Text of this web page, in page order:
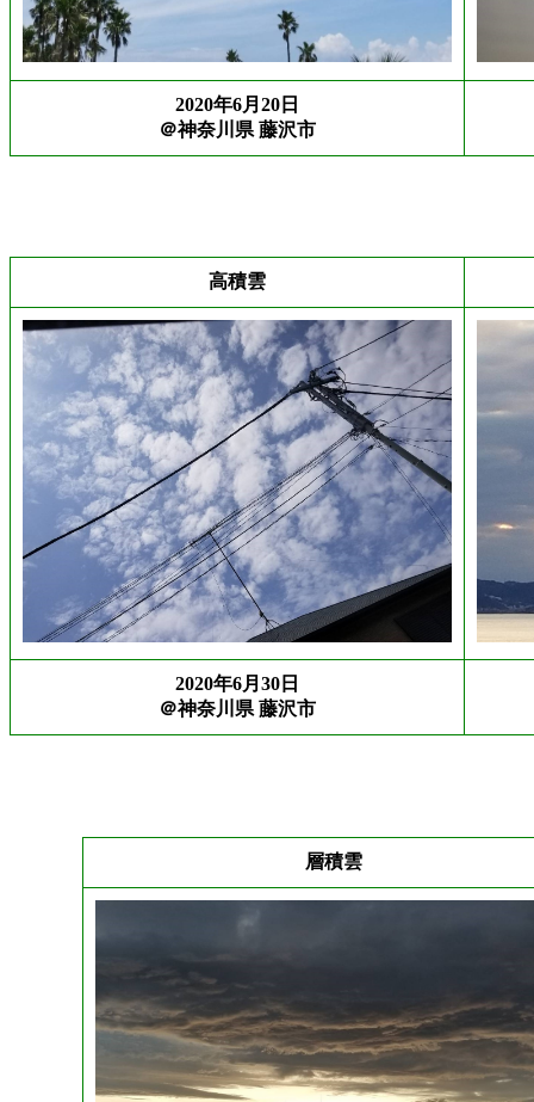
2020年6月20日
＠神奈川県 藤沢市
高積雲
2020年6月30日
＠神奈川県 藤沢市
層積雲